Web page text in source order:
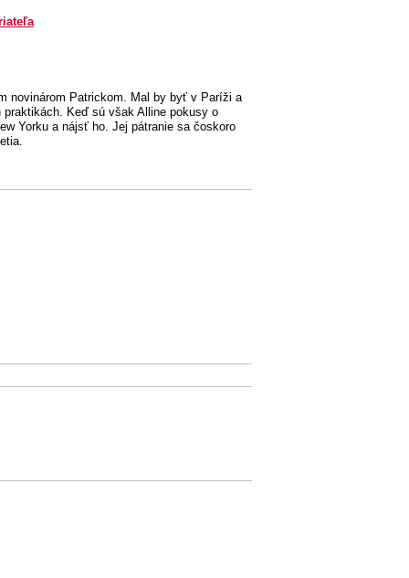
novinárom Patrickom. Mal by byť v Paríži a
Keď sú však Alline pokusy o
Yorku a nájsť ho. Jej pátranie sa čoskoro